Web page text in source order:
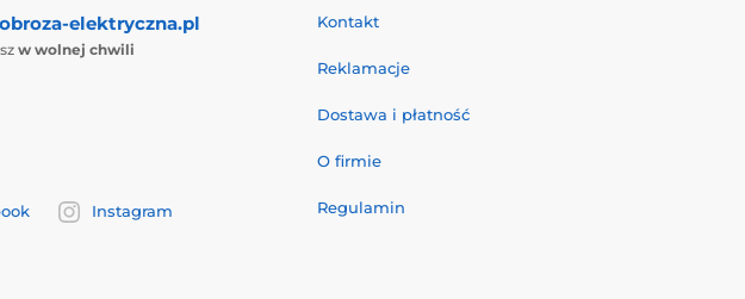
elektryczna.pl
w wolnej chwili
Instagram
Kontakt
Reklamacje
Dostawa i płatność
O firmie
Regulamin